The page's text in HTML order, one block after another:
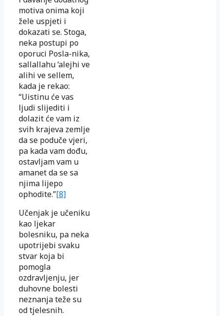
motiva onima koji
žele uspjeti i
dokazati se. Stoga,
neka postupi po
oporuci Posla-nika,
sallallahu ‘alejhi ve
alihi ve sellem,
kada je rekao:
“Uistinu će vas
ljudi slijediti i
dolazit će vam iz
svih krajeva zemlje
da se poduče vjeri,
pa kada vam dođu,
ostavljam vam u
amanet da se sa
njima lijepo
ophodite.”[8]
Učenjak je učeniku
kao ljekar
bolesniku, pa neka
upotrijebi svaku
stvar koja bi
pomogla
ozdravljenju, jer
duhovne bolesti
neznanja teže su
od tjelesnih.